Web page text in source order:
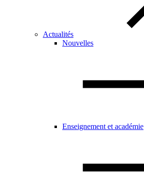
Actualités
Nouvelles
Enseignement et académie